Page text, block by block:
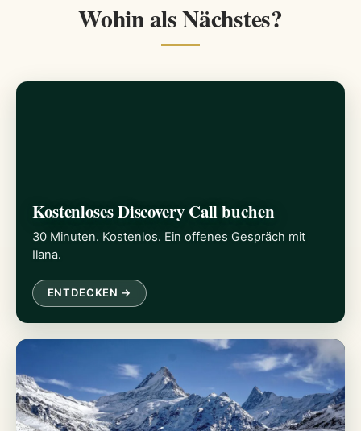
Wohin als Nächstes?
Kostenloses Discovery Call buchen
30 Minuten. Kostenlos. Ein offenes Gespräch mit
Ilana.
ENTDECKEN →